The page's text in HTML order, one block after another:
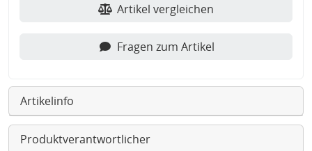
Artikel vergleichen
Fragen zum Artikel
Artikelinfo
Produktverantwortlicher